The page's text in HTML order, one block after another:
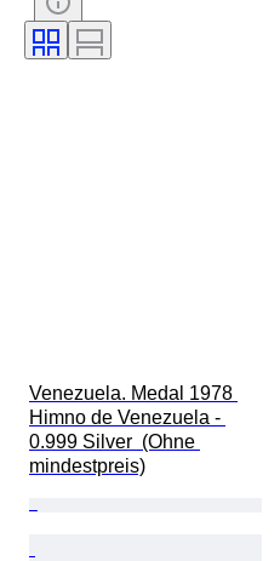
Epoche
Venezuela. Medal 1978
Himno de Venezuela -
0.999 Silver  (Ohne
mindestpreis)